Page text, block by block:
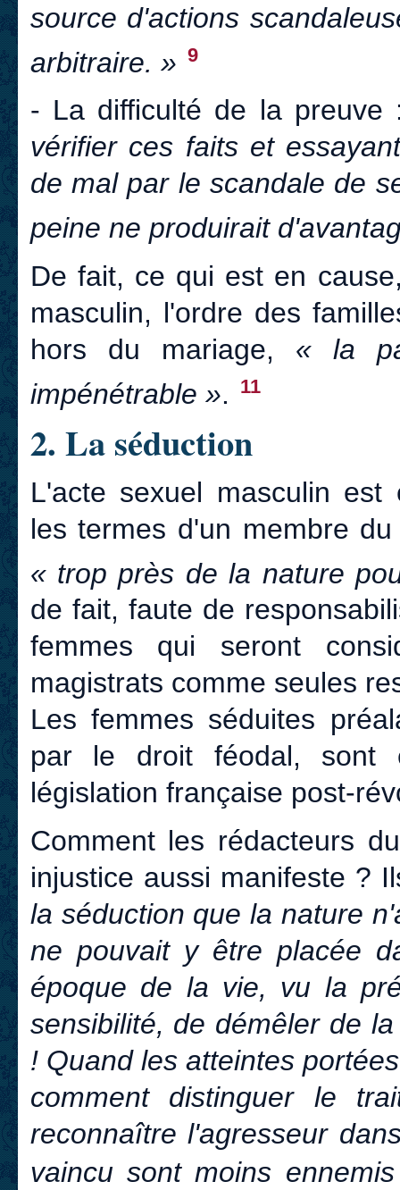
source d'actions
arbitraire. » 9
- La difficulté de la
vérifier ces faits et
de mal par le scandale de
peine ne produirait
De fait, ce qui est en
masculin, l'ordre des
hors du mariage, « la
impénétrable ». 11
2. La séduction
L'acte sexuel masculin est
les termes d'un membre
« trop près de la nature
de fait, faute de
femmes qui seront
magistrats comme seules
Les femmes séduites
par le droit féodal, sont
législation française post-
Comment les rédacteurs
injustice aussi manifeste ?
la séduction que la nature
ne pouvait y être placée
époque de la vie, vu la
sensibilité, de démêler de
! Quand les atteintes
comment distinguer le
reconnaître l'agresseur
vaincu sont moins